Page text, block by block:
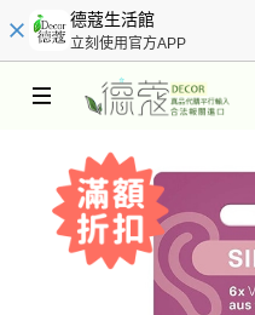
德蔻生活館
立刻使用官方APP